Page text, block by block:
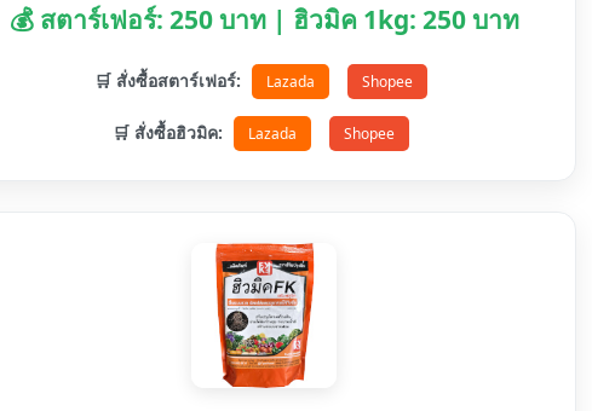
💰 สตาร์เฟอร์: 250 บาท | ฮิวมิค 1kg: 250 บาท
🛒 สั่งซื้อสตาร์เฟอร์: Lazada Shopee
🛒 สั่งซื้อฮิวมิค: Lazada Shopee